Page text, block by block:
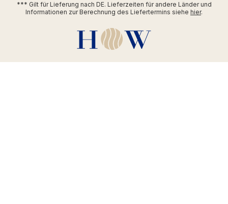
*** Gilt für Lieferung nach DE. Lieferzeiten für andere Länder und
Informationen zur Berechnung des Liefertermins siehe hier.